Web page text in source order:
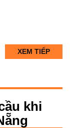
XEM TIẾP
khi